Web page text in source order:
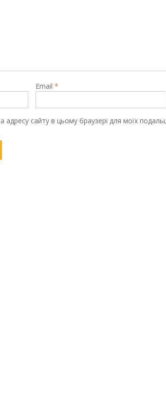
Email *
адресу сайту в цьому браузері для моїх